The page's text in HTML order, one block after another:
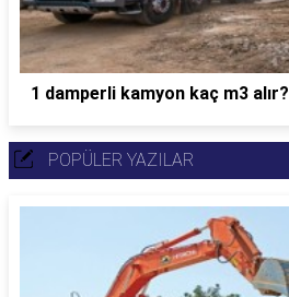
1 damperli kamyon kaç m3 alır?
POPÜLER YAZILAR